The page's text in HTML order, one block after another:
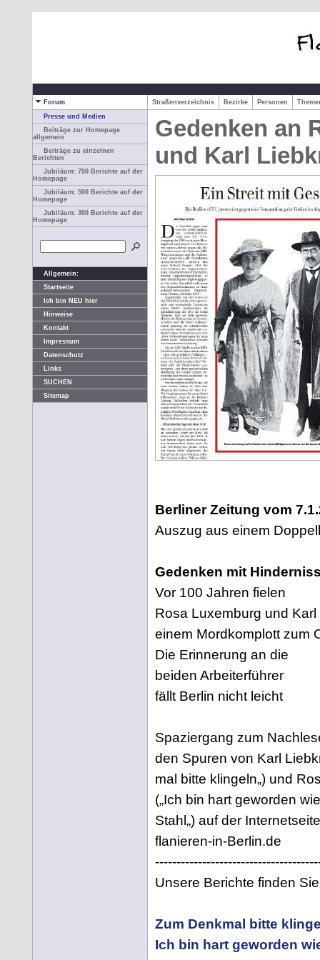
Forum Straßenverzeichnis Bezirke Personen
Presse und Medien
Beiträge zur Homepage
allgemein
Beiträge zu einzelnen
Berichten
Jubiläum: 750 Berichte auf der
Homepage
Jubiläum: 500 Berichte auf der
Homepage
Jubiläum: 300 Berichte auf der
Homepage
Allgemein:
Startseite
Ich bin NEU hier
Hinweise
Kontakt
Impressum
Datenschutz
Links
SUCHEN
Sitemap
Gedenken an
und Karl
Berliner Zeitung vom
Auszug aus einem
Gedenken mit
Vor 100 Jahren fielen
Rosa Luxemburg und
einem Mordkomplott zum
Die Erinnerung an die
beiden Arbeiterführer
fällt Berlin nicht leicht
Spaziergang zum
den Spuren von Karl
mal bitte klingeln„) und
(„Ich bin hart geworden
Stahl„) auf der Internetseite
flanieren-in-Berlin.de
Unsere Berichte finden
Zum Denkmal bitte
Ich bin hart geworden